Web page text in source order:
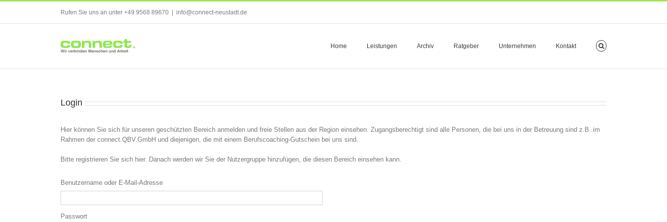
content
Rufen Sie uns an unter +49 9568 89670 info@connect-neustadt.de
Home Leistungen Archiv Ratgeber Unternehmen Kontakt
Login
Hier können Sie sich für unseren geschützten Bereich anmelden und freie Stellen aus der Region einsehen. Zugangsberechtigt sind alle Personen, die bei uns in der Betreuung sind z.B. im
Rahmen der connect.QBV.GmbH und diejenigen, die mit einem Berufscoaching-Gutschein bei uns sind.
Bitte registrieren Sie sich hier. Danach werden wir Sie der Nutzergruppe hinzufügen, die diesen Bereich einsehen kann.
Benutzername oder E-Mail-Adresse
Passwort